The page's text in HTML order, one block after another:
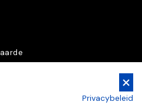
Privacybeleid